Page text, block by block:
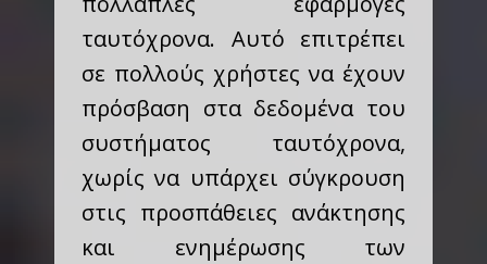
ταυτόχρονα. Αυτό επιτρέπει
σε πολλούς χρήστες να έχουν
πρόσβαση στα δεδομένα του
συστήματος ταυτόχρονα,
χωρίς να υπάρχει σύγκρουση
στις προσπάθειες ανάκτησης
και ενημέρωσης των